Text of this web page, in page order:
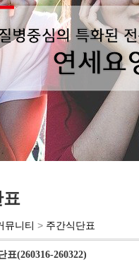
뮤니티 > 주간식단표
표(260316-260322)